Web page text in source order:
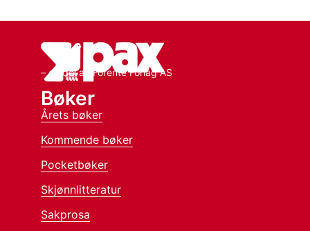
– en del av Forente Forlag AS
Bøker
Årets bøker
Kommende bøker
Pocketbøker
Skjønnlitteratur
Sakprosa